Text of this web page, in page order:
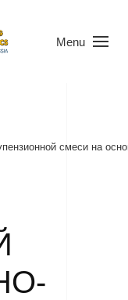
Menu
смеси на